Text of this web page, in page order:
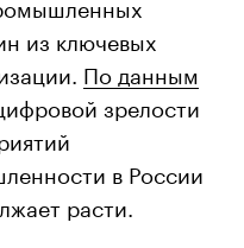
из ключевых
По данным
зрелости
в России
расти.